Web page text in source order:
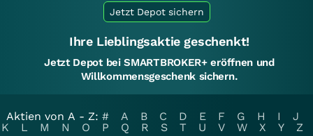
Jetzt Depot sichern
Ihre Lieblingsaktie geschenkt!
Jetzt Depot bei SMARTBROKER+ eröffnen und
Willkommensgeschenk sichern.
Aktien von A - Z: # A B C D E F G H I
J
K
L M N O P Q R S T U V W X Y
Z